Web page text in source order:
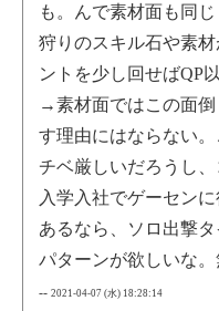
も。んで素材面も同
狩りのスキル石や素
ントを少し回せばQP
→素材面ではこの面倒
す理由にはならない
チベ厳しいだろうし
入学入社でゲーセン
あるなら、ソロ出撃
パターンが欲しいな。
--2021-04-07 (水) 18:28:14